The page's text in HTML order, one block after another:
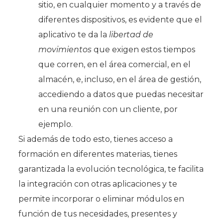
sitio, en cualquier momento y a través de
diferentes dispositivos, es evidente que el
aplicativo te da la libertad de
movimientos que exigen estos tiempos
que corren, en el área comercial, en el
almacén, e, incluso, en el área de gestión,
accediendo a datos que puedas necesitar
en una reunión con un cliente, por
ejemplo.
Si además de todo esto, tienes acceso a
formación en diferentes materias, tienes
garantizada la evolución tecnológica, te facilita
la integración con otras aplicaciones y te
permite incorporar o eliminar módulos en
función de tus necesidades, presentes y